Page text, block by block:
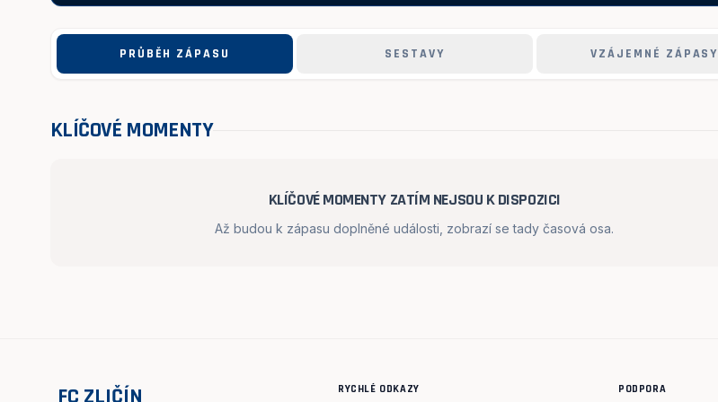
PRŮBĚH ZÁPASU SESTAVY VZÁJEMNÉ ZÁPASY
KLÍČOVÉ MOMENTY
KLÍČOVÉ MOMENTY ZATÍM NEJSOU K DISPOZICI
Až budou k zápasu doplněné události, zobrazí se tady časová osa.
FC ZLIČÍN RYCHLÉ ODKAZY PODPORA